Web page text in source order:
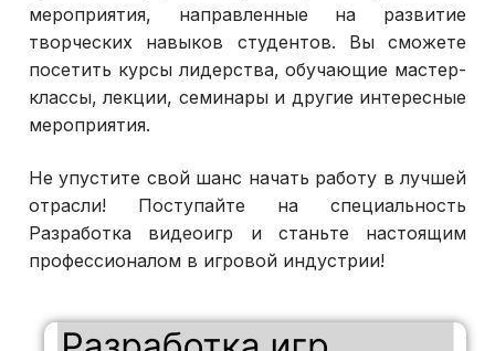
мероприятия, направленные на развитие
творческих навыков студентов. Вы сможете
посетить курсы лидерства, обучающие мастер-
классы, лекции, семинары и другие интересные
мероприятия.
Не упустите свой шанс начать работу в лучшей
отрасли! Поступайте на специальность
Разработка видеоигр и станьте настоящим
профессионалом в игровой индустрии!